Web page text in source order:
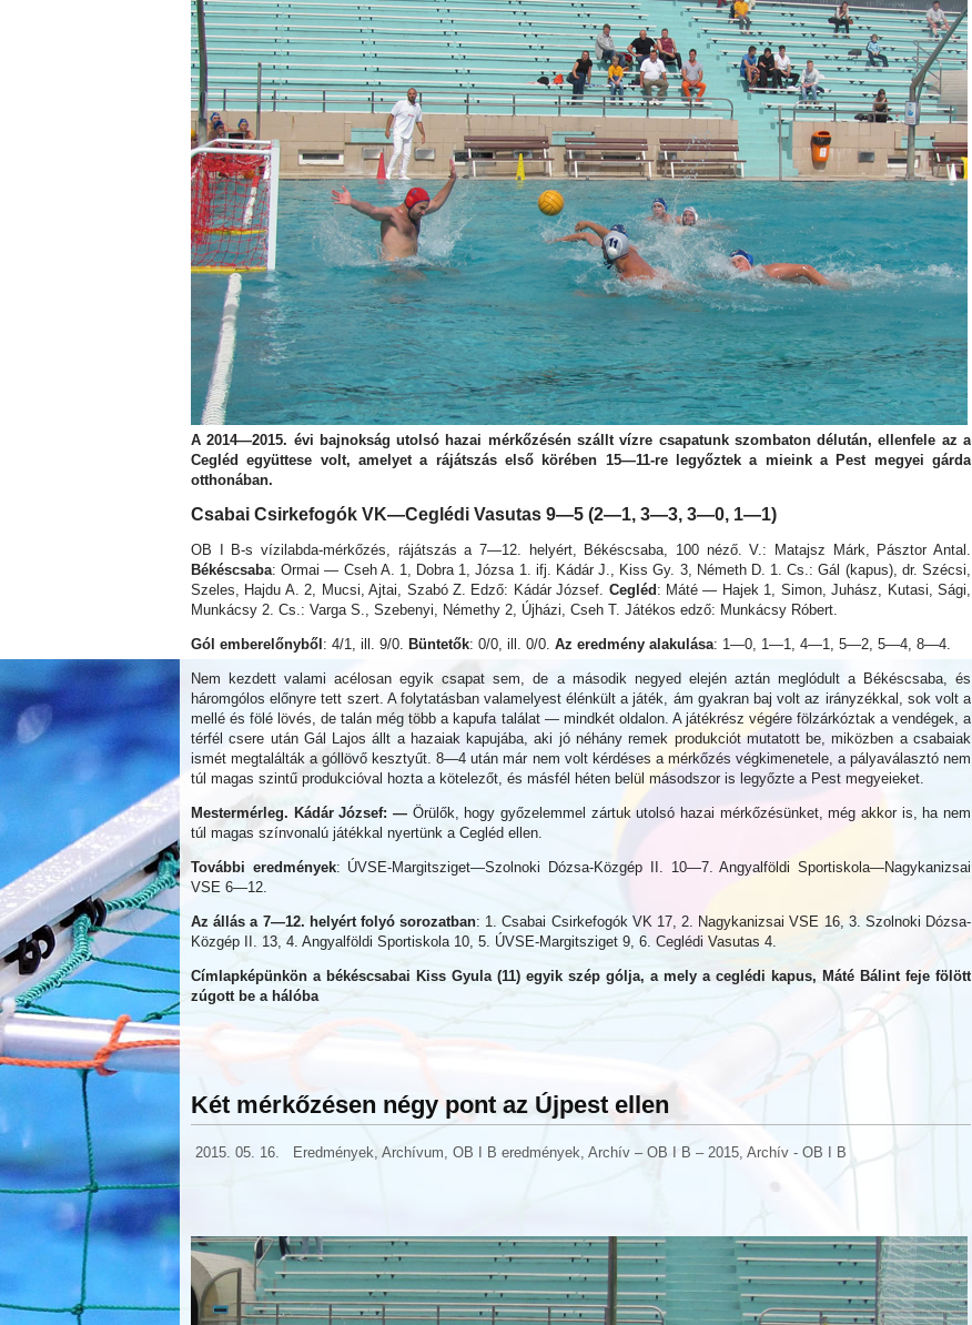
A 2014—2015. évi bajnokság utolsó hazai mérkőzésén szállt vízre csapatunk szombaton délután, ellenfele az a
Cegléd együttese volt, amelyet a rájátszás első körében 15—11-re legyőztek a mieink a Pest megyei gárda
otthonában.
Csabai Csirkefogók VK—Ceglédi Vasutas 9—5 (2—1, 3—3, 3—0, 1—1)
OB I B-s vízilabda-mérkőzés, rájátszás a 7—12. helyért, Békéscsaba, 100 néző. V.: Matajsz Márk, Pásztor Antal.
Békéscsaba: Ormai — Cseh A. 1, Dobra 1, Józsa 1. ifj. Kádár J., Kiss Gy. 3, Németh D. 1. Cs.: Gál (kapus), dr. Szécsi,
Szeles, Hajdu A. 2, Mucsi, Ajtai, Szabó Z. Edző: Kádár József. Cegléd: Máté — Hajek 1, Simon, Juhász, Kutasi, Sági,
Munkácsy 2. Cs.: Varga S., Szebenyi, Némethy 2, Újházi, Cseh T. Játékos edző: Munkácsy Róbert.
Gól emberelőnyből: 4/1, ill. 9/0. Büntetők: 0/0, ill. 0/0. Az eredmény alakulása: 1—0, 1—1, 4—1, 5—2, 5—4, 8—4.
Nem kezdett valami acélosan egyik csapat sem, de a második negyed elején aztán meglódult a Békéscsaba, és
háromgólos előnyre tett szert. A folytatásban valamelyest élénkült a játék, ám gyakran baj volt az irányzékkal, sok volt a
mellé és fölé lövés, de talán még több a kapufa találat — mindkét oldalon. A játékrész végére fölzárkóztak a vendégek, a
térfél csere után Gál Lajos állt a hazaiak kapujába, aki jó néhány remek produkciót mutatott be, miközben a csabaiak
ismét megtalálták a góllövő kesztyűt. 8—4 után már nem volt kérdéses a mérkőzés végkimenetele, a pályaválasztó nem
túl magas szintű produkcióval hozta a kötelezőt, és másfél héten belül másodszor is legyőzte a Pest megyeieket.
Mestermérleg. Kádár József: — Örülők, hogy győzelemmel zártuk utolsó hazai mérkőzésünket, még akkor is, ha nem
túl magas színvonalú játékkal nyertünk a Cegléd ellen.
További eredmények: ÚVSE-Margitsziget—Szolnoki Dózsa-Közgép II. 10—7. Angyalföldi Sportiskola—Nagykanizsai
VSE 6—12.
Az állás a 7—12. helyért folyó sorozatban: 1. Csabai Csirkefogók VK 17, 2. Nagykanizsai VSE 16, 3. Szolnoki Dózsa-
Közgép II. 13, 4. Angyalföldi Sportiskola 10, 5. ÚVSE-Margitsziget 9, 6. Ceglédi Vasutas 4.
Címlapképünkön a békéscsabai Kiss Gyula (11) egyik szép gólja, a mely a ceglédi kapus, Máté Bálint feje fölött
zúgott be a hálóba
Két mérkőzésen négy pont az Újpest ellen
2015. 05. 16. Eredmények Archívum OB I B eredmények Archív – OB I B – 2015 Archív - OB I B